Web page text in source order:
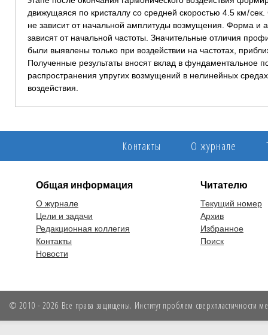
движущаяся по кристаллу со средней скоростью 4.5 км /
не зависит от начальной амплитуды возмущения. Форма и
зависят от начальной частоты. Значительные отличия
были выявлены только при воздействии на частотах,
Полученные результаты вносят вклад в фундаментальное
распространения упругих возмущений в нелинейных
воздействия.
Контакты О журнале
Общая информация
О журнале
Цели и задачи
Редакционная коллегия
Контакты
Новости
Читателю
Текущий номер
Архив
Избранное
Поиск
© 2010 - 2026 Все права защищены. Институт проблем сверхпластичности